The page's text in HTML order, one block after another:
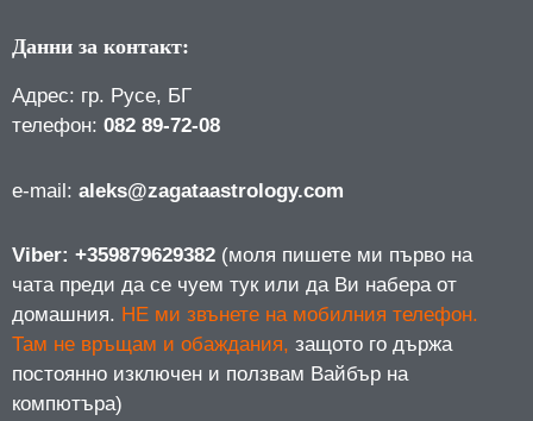
Данни за контакт:
Адрес: гр. Русе, БГ
телефон: 082 89-72-08
е-mail: aleks@zagataastrology.com
Viber: +359879629382 (моля пишете ми първо на
чата преди да се чуем тук или да Ви набера от
домашния. НЕ ми звънете на мобилния телефон.
Там не връщам и обаждания, защото го държа
постоянно изключен и ползвам Вайбър на
компютъра)